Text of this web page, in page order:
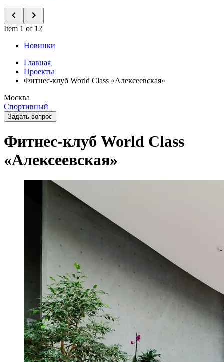
Item 1 of 12
Новинки
Главная
Проекты
Фитнес-клуб World Class «Алексеевская»
Москва
Спортивный
Задать вопрос
Фитнес-клуб World Class
«Алексеевская»